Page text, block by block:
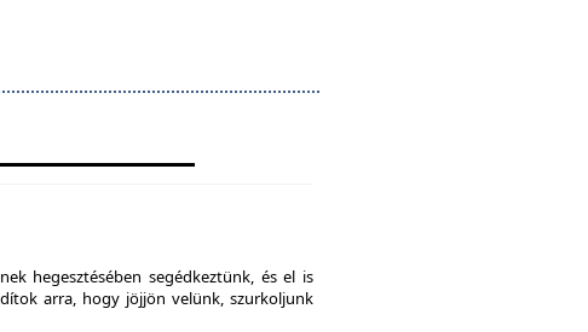
hegesztésében segédkeztünk, és el is
arra, hogy jöjjön velünk, szurkoljunk